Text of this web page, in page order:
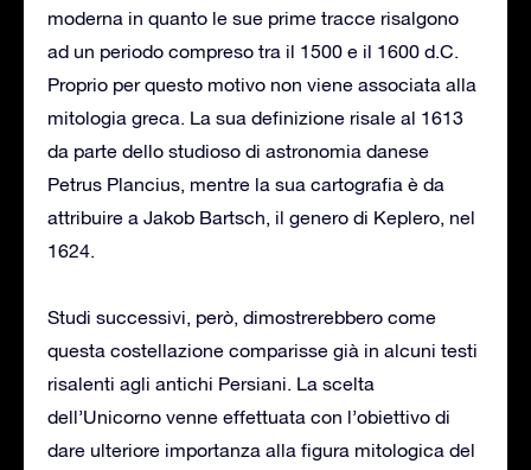
moderna in quanto le sue prime tracce risalgono
ad un periodo compreso tra il 1500 e il 1600 d.C.
Proprio per questo motivo non viene associata alla
mitologia greca. La sua definizione risale al 1613
da parte dello studioso di astronomia danese
Petrus Plancius, mentre la sua cartografia è da
attribuire a Jakob Bartsch, il genero di Keplero, nel
1624.
Studi successivi, però, dimostrerebbero come
questa costellazione comparisse già in alcuni testi
risalenti agli antichi Persiani. La scelta
dell’Unicorno venne effettuata con l’obiettivo di
dare ulteriore importanza alla figura mitologica del